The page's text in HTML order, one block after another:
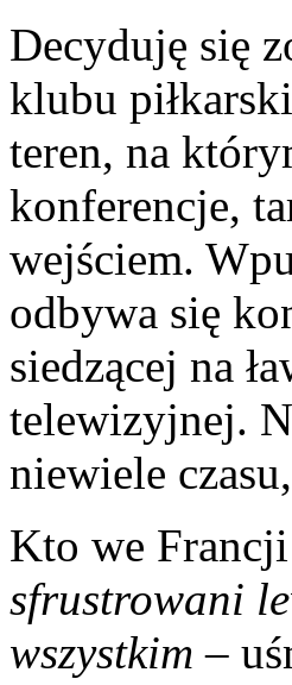
Decyduję się
klubu
teren, na
konferencje,
wejściem.
odbywa się
siedzącej na
telewizyjnej.
niewiele
Kto we
sfrustrowani
wszystkim –